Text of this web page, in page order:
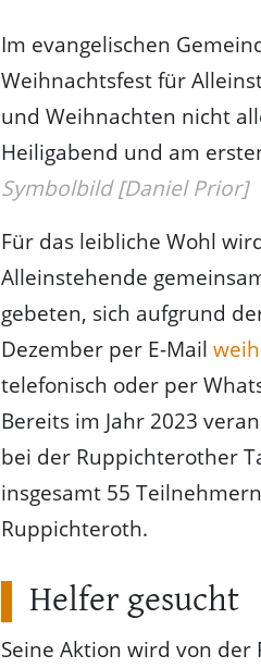
Im evangelischen
Weihnachtsfest für
und Weihnachten nicht
Heiligabend und am
Symbolbild [Daniel Prior]
Für das leibliche Wohl
Alleinstehende
gebeten, sich aufgrund
Dezember per E-Mail
telefonisch oder per
Bereits im Jahr 2023
bei der Ruppichterother
insgesamt 55
Ruppichteroth.
Helfer gesucht
Seine Aktion wird von